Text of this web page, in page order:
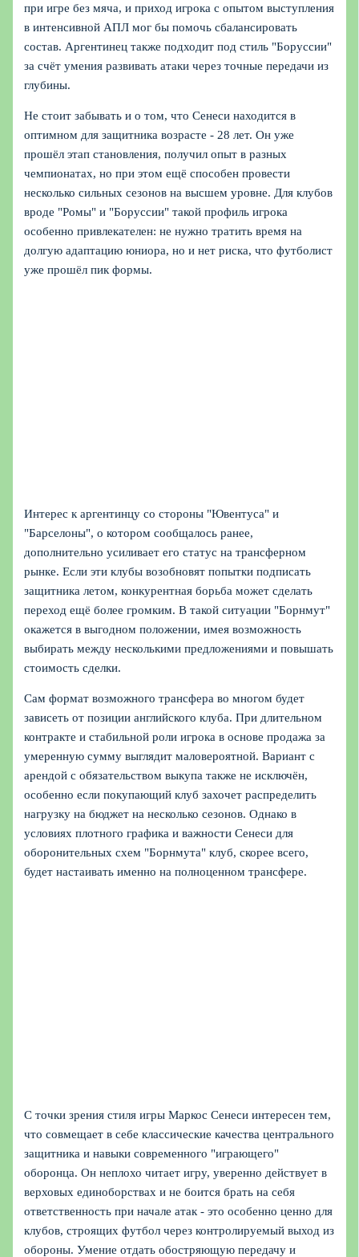
при игре без мяча, и приход игрока с опытом выступления
в интенсивной АПЛ мог бы помочь сбалансировать
состав. Аргентинец также подходит под стиль "Боруссии"
за счёт умения развивать атаки через точные передачи из
глубины.
Не стоит забывать и о том, что Сенеси находится в
оптимном для защитника возрасте - 28 лет. Он уже
прошёл этап становления, получил опыт в разных
чемпионатах, но при этом ещё способен провести
несколько сильных сезонов на высшем уровне. Для клубов
вроде "Ромы" и "Боруссии" такой профиль игрока
особенно привлекателен: не нужно тратить время на
долгую адаптацию юниора, но и нет риска, что футболист
уже прошёл пик формы.
Интерес к аргентинцу со стороны "Ювентуса" и
"Барселоны", о котором сообщалось ранее,
дополнительно усиливает его статус на трансферном
рынке. Если эти клубы возобновят попытки подписать
защитника летом, конкурентная борьба может сделать
переход ещё более громким. В такой ситуации "Борнмут"
окажется в выгодном положении, имея возможность
выбирать между несколькими предложениями и повышать
стоимость сделки.
Сам формат возможного трансфера во многом будет
зависеть от позиции английского клуба. При длительном
контракте и стабильной роли игрока в основе продажа за
умеренную сумму выглядит маловероятной. Вариант с
арендой с обязательством выкупа также не исключён,
особенно если покупающий клуб захочет распределить
нагрузку на бюджет на несколько сезонов. Однако в
условиях плотного графика и важности Сенеси для
оборонительных схем "Борнмута" клуб, скорее всего,
будет настаивать именно на полноценном трансфере.
С точки зрения стиля игры Маркос Сенеси интересен тем,
что совмещает в себе классические качества центрального
защитника и навыки современного "играющего"
оборонца. Он неплохо читает игру, уверенно действует в
верховых единоборствах и не боится брать на себя
ответственность при начале атак - это особенно ценно для
клубов, строящих футбол через контролируемый выход из
обороны. Умение отдать обостряющую передачу и